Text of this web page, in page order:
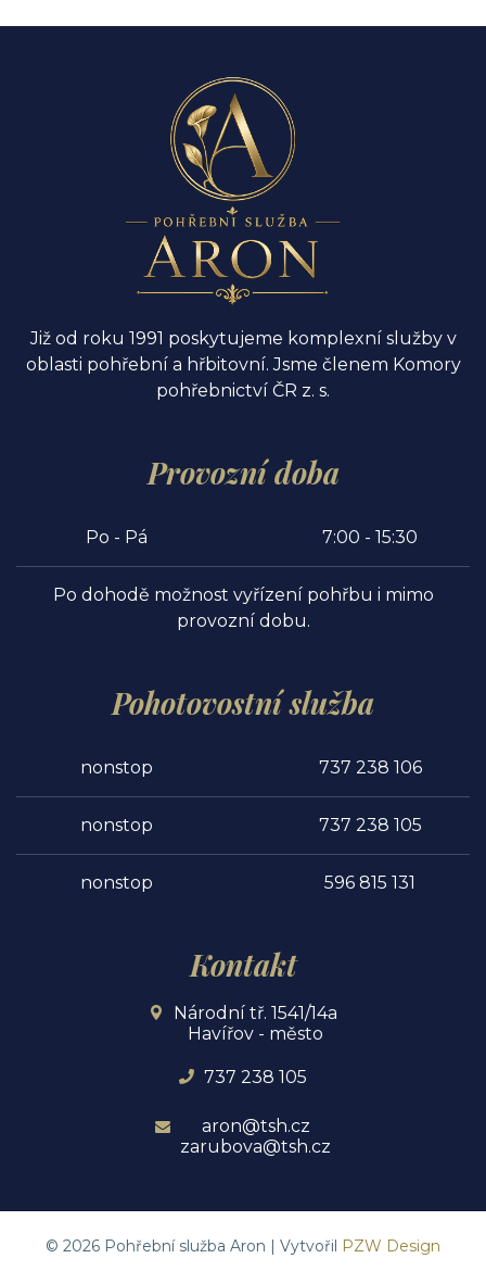
Již od roku 1991 poskytujeme komplexní služby v
oblasti pohřební a hřbitovní. Jsme členem Komory
pohřebnictví ČR z. s.
Provozní doba
Po - Pá 7:00 - 15:30
Po dohodě možnost vyřízení pohřbu i mimo
provozní dobu.
Pohotovostní služba
nonstop 737 238 106
nonstop 737 238 105
nonstop 596 815 131
Kontakt
Národní tř. 1541/14a
Havířov - město
737 238 105
aron@tsh.cz
zarubova@tsh.cz
© 2026 Pohřební služba Aron | Vytvořil PZW Design